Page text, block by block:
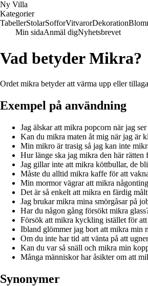
Ny Villa
Kategorier
TabellerStolarSofforVitvarorDekoration
Min sidaAnmäl digNyhetsbrevet
Vad betyder Mikra?
Ordet mikra betyder att värma upp eller
Exempel på användning
Jag älskar att mikra popcorn när jag
Kan du mikra maten åt mig när jag är
Min mikro är trasig så jag kan inte
Hur länge ska jag mikra den här rätten
Jag gillar inte att mikra köttbullar, de
Måste du alltid mikra kaffe för att
Min mormor vägrar att mikra
Det är så enkelt att mikra en färdig
Jag brukar mikra mina smörgåsar på
Har du någon gång försökt mikra
Försök att mikra kyckling istället för
Ibland glömmer jag bort att mikra min
Om du inte har tid att vänta på att
Kan du var så snäll och mikra min
Många människor har åsikter om att
Synonymer